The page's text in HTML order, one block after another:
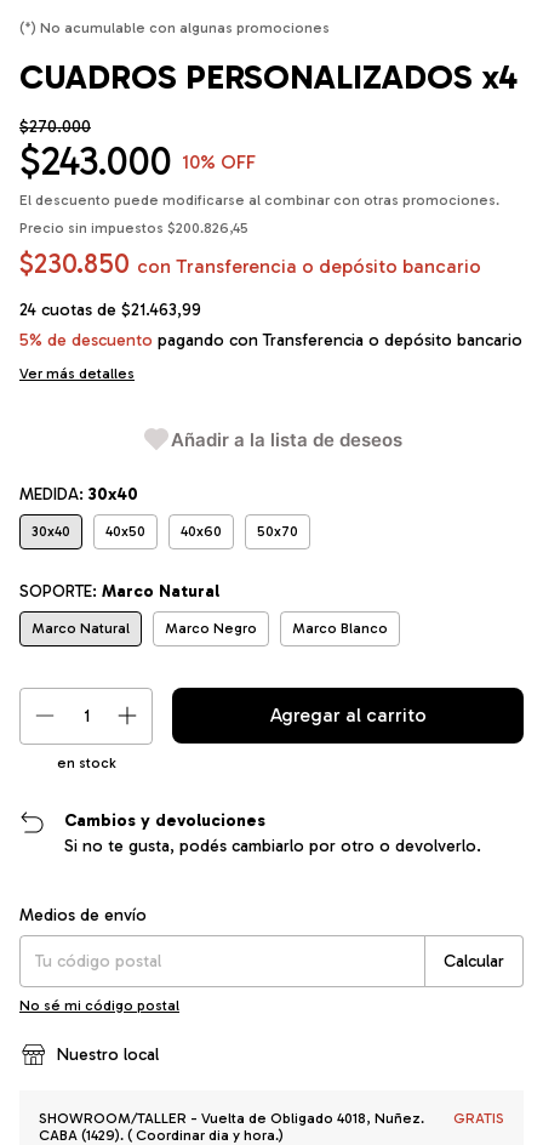
(*) No acumulable con algunas promociones
CUADROS PERSONALIZADOS x4
$270.000
$243.000 10% OFF
El descuento puede modificarse al combinar con otras promociones.
Precio sin impuestos $200.826,45
$230.850 con Transferencia o depósito bancario
24 cuotas de $21.463,99
5% de descuento pagando con Transferencia o depósito bancario
Ver más detalles
Añadir a la lista de deseos
MEDIDA: 30x40
30x40 40x50 40x60 50x70
SOPORTE: Marco Natural
Marco Natural Marco Negro Marco Blanco
en stock
Cambios y devoluciones
Si no te gusta, podés cambiarlo por otro o devolverlo.
Entregas para el CP:
Medios de envío
Calcular
No sé mi código postal
Nuestro local
SHOWROOM/TALLER - Vuelta de Obligado 4018, Nuñez.
CABA (1429). ( Coordinar dia y hora.)
GRATIS